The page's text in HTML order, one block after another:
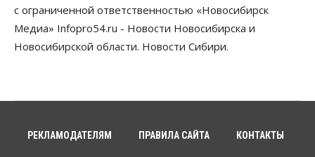
Власть
Школы, библиотеки, пешеходные тротуары:
депутаты Госдумы контролируют работы на
социальных объектах
07 Августа 2026, 12:35
Синоптики рассказали о погоде в Новосибирске
с ограниченной ответственностью «Новосибирск
Медиа» Infopro54.ru - Новости Новосибирска и
Новосибирской области. Новости Сибири.
РЕКЛАМОДАТЕЛЯМ ПРАВИЛА САЙТА КОНТАКТЫ